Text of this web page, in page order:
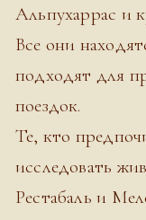
Альпухаррас и
Все они
подходят для
поездок.
Те, кто
исследовать
Рестабаль и